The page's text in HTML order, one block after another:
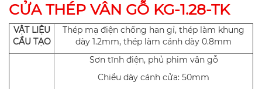
CỬA THÉP VÂN GỖ KG-1.28-TK
VẬT LIỆU
CẨU TẠO
Thép mạ điện chống han gỉ, thép làm khung
dày 1.2mm, thép làm cánh dày 0.8mm
Sơn tĩnh điện, phủ phim vân gỗ
Chiều dày cánh cửa: 50mm